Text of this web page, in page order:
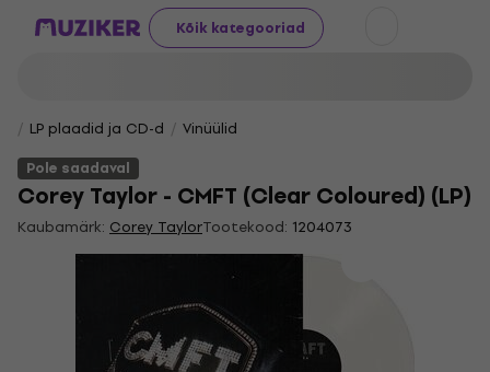
Kõik kategooriad
LP plaadid ja CD-d
Vinüülid
Pole saadaval
Corey Taylor - CMFT (Clear Coloured) (LP)
Kaubamärk: Corey TaylorTootekood: 1204073